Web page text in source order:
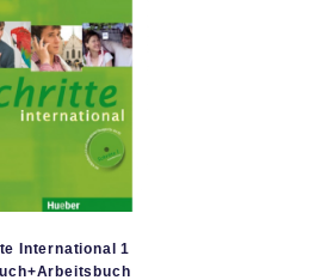
International 1